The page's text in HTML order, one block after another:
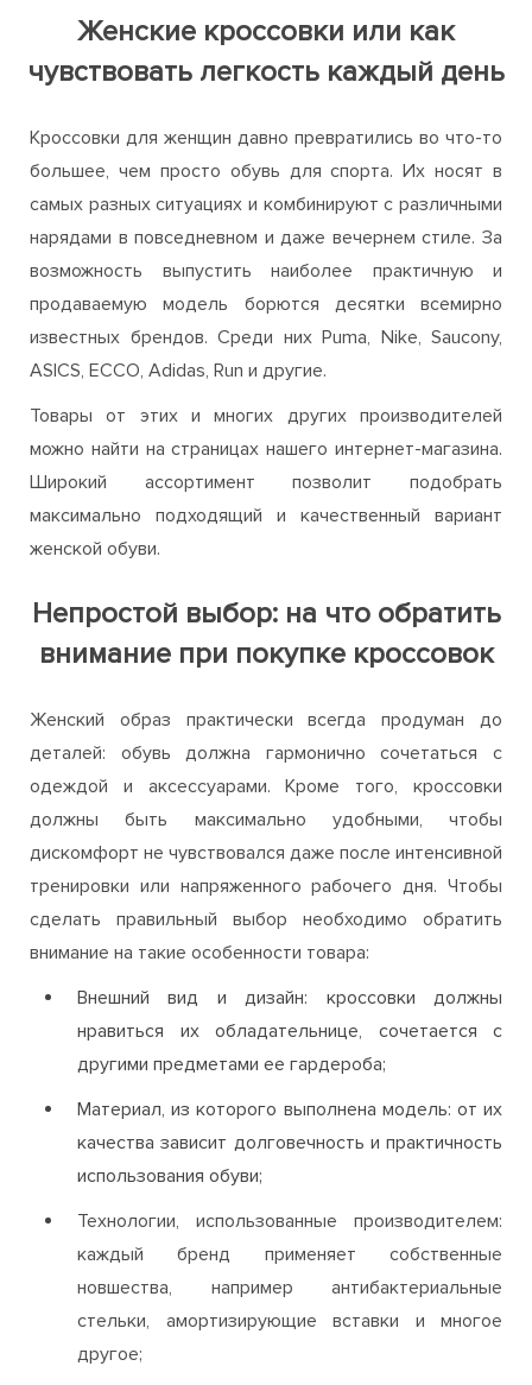
Женские кроссовки или как
чувствовать легкость каждый день
Кроссовки для женщин давно превратились во что-то
большее, чем просто обувь для спорта. Их носят в
самых разных ситуациях и комбинируют с различными
нарядами в повседневном и даже вечернем стиле. За
возможность выпустить наиболее практичную и
продаваемую модель борются десятки всемирно
известных брендов. Среди них Puma, Nike, Saucony,
ASICS, ECCO, Adidas, Run и другие.
Товары от этих и многих других производителей
можно найти на страницах нашего интернет-магазина.
Широкий ассортимент позволит подобрать
максимально подходящий и качественный вариант
женской обуви.
Непростой выбор: на что обратить
внимание при покупке кроссовок
Женский образ практически всегда продуман до
деталей: обувь должна гармонично сочетаться с
одеждой и аксессуарами. Кроме того, кроссовки
должны быть максимально удобными, чтобы
дискомфорт не чувствовался даже после интенсивной
тренировки или напряженного рабочего дня. Чтобы
сделать правильный выбор необходимо обратить
внимание на такие особенности товара:
Внешний вид и дизайн: кроссовки должны
нравиться их обладательнице, сочетается с
другими предметами ее гардероба;
Материал, из которого выполнена модель: от их
качества зависит долговечность и практичность
использования обуви;
Технологии, использованные производителем:
каждый бренд применяет собственные
новшества, например антибактериальные
стельки, амортизирующие вставки и многое
другое;